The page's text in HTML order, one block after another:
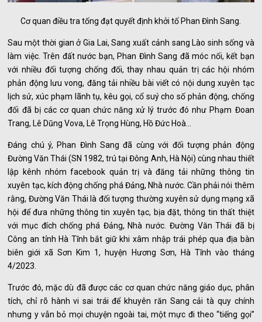
Cơ quan điều tra tống đạt quyết định khởi tố Phan Đình Sang.
Sau một thời gian ở Gia Lai, Sang xuất cảnh sang Lào sinh sống và
làm việc. Trên đất nước bạn, Phan Đình Sang đã móc nối, kết bạn
với nhiều đối tượng chống đối, thay nhau quản trị các hội nhóm
phản động lưu vong, đăng tải nhiều bài viết có nội dung xuyên tạc
lịch sử, xúc phạm lãnh tụ, kêu gọi, cổ suý cho số phản động, chống
đối đã bị các cơ quan chức năng xử lý trước đó như Phạm Đoan
Trang, Lê Dũng Vova, Lê Trọng Hùng, Hồ Đức Hoà…
Đáng chú ý, Phan Đình Sang đã cùng với đối tượng phản động
Đường Văn Thái (SN 1982, trú tại Đông Anh, Hà Nội) cùng nhau thiết
lập kênh nhóm facebook quản trị và đăng tải những thông tin
xuyên tạc, kích động chống phá Đảng, Nhà nước. Cần phải nói thêm
rằng, Đường Văn Thái là đối tượng thường xuyên sử dụng mạng xã
hội để đưa những thông tin xuyên tạc, bịa đặt, thông tin thất thiệt
với mục đích chống phá Đảng, Nhà nước. Đường Văn Thái đã bị
Công an tỉnh Hà Tĩnh bắt giữ khi xâm nhập trái phép qua địa bàn
biên giới xã Sơn Kim 1, huyện Hương Sơn, Hà Tĩnh vào tháng
4/2023.
Trước đó, mặc dù đã được các cơ quan chức năng giáo dục, phân
tích, chỉ rõ hành vi sai trái để khuyên răn Sang cải tà quy chính
nhưng y vẫn bỏ mọi chuyện ngoài tai, một mực đi theo “tiếng gọi”